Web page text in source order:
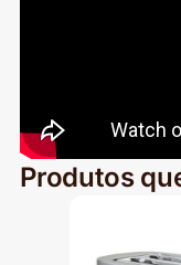
Produtos